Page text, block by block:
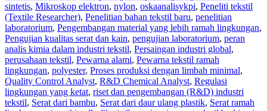
sintetis, Mikroskop elektron, nylon, oskaanalisykpi, Peneliti tekstil
(Textile Researcher), Penelitian bahan tekstil baru, penelitian
laboratorium, Pengembangan material yang lebih ramah lingkungan,
Pengujian kualitas serat dan kain, pengujian laboratorium, peran
analis kimia dalam industri tekstil, Persaingan industri global,
perusahaan tekstil, Pewarna alami, Pewarna tekstil ramah
lingkungan, polyester, Proses produksi dengan limbah minimal,
Quality Control Analyst, R&D Chemical Analyst, Regulasi
lingkungan yang ketat, riset dan pengembangan (R&D) industri
tekstil, Serat dari bambu, Serat dari daur ulang plastik, Serat ramah